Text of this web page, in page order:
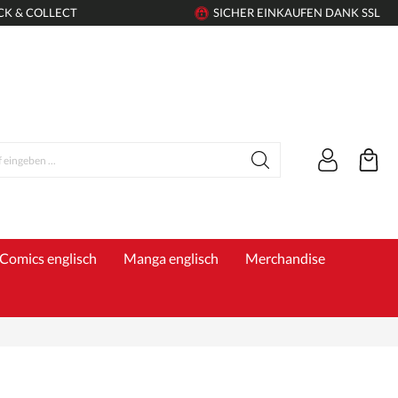
& COLLECT SICHER EINKAUFEN DANK SSL
Comics englisch Manga englisch Merchandise